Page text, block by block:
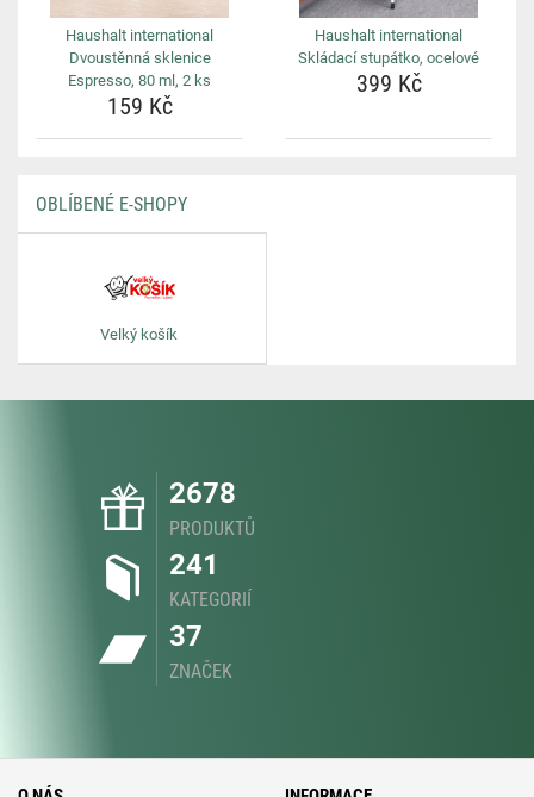
Haushalt international
Dvoustěnná sklenice
Espresso, 80 ml, 2 ks
159 Kč
Haushalt international
Skládací stupátko, ocelové
399 Kč
OBLÍBENÉ E-SHOPY
Velký košík
2678
PRODUKTŮ
241
KATEGORIÍ
37
ZNAČEK